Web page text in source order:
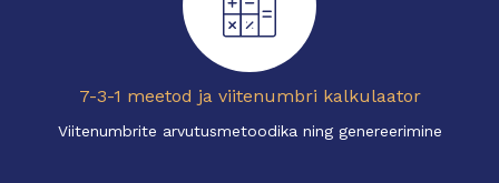
7-3-1 meetod ja viitenumbri kalkulaator
Viitenumbrite arvutusmetoodika ning genereerimine